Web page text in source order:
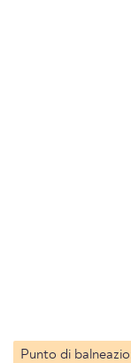
Punto di